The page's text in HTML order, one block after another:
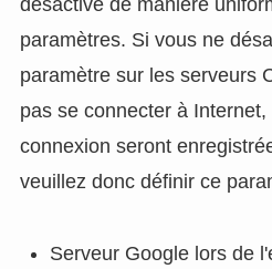
paramètres. Si vous ne
paramètre sur les serveurs
pas se connecter à
connexion seront
veuillez donc définir ce
Serveur Google lors de